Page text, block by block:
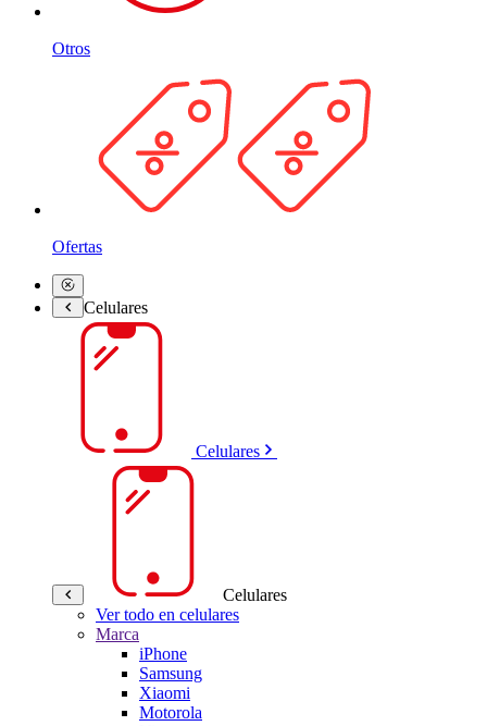
Otros
Ofertas
Celulares
Celulares
Celulares
Ver todo en celulares
Marca
iPhone
Samsung
Xiaomi
Motorola